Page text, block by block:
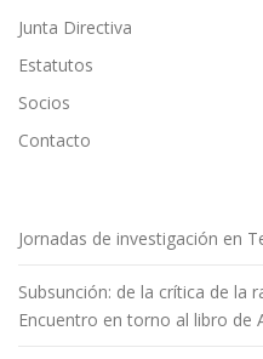
Junta Directiva
Estatutos
Socios
Contacto
Jornadas de investigación en
Subsunción: de la crítica de la
Encuentro en torno al libro de